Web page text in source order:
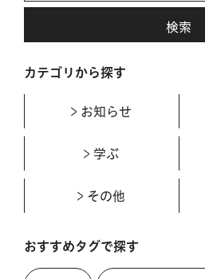
カテゴリから探す
お知らせ
学ぶ
その他
おすすめタグで探す